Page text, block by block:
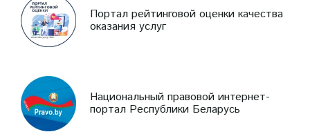
Портал рейтинговой оценки качества
оказания услуг
Национальный правовой интернет-
портал Республики Беларусь